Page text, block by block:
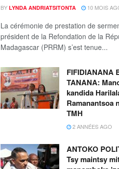
BY LYNDA ANDRIATSITONTA 10 MOIS
La cérémonie de prestation de
président de la Refondation de la
Madagascar (PRRM) s’est tenue...
FIFIDIANANA
TANANA:
kandida
Ramanantsoa
TMH
2 ANNÉES AGO
ANTOKO
Tsy maintsy